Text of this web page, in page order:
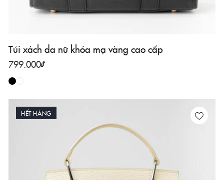
Túi xách da nữ khóa mạ vàng cao cấp
799.000₫
HẾT HÀNG